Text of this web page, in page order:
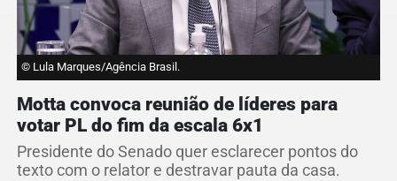
© Lula Marques/Agência Brasil.
Motta convoca reunião de líderes para
votar PL do fim da escala 6x1
Presidente do Senado quer esclarecer pontos do
texto com o relator e destravar pauta da casa.